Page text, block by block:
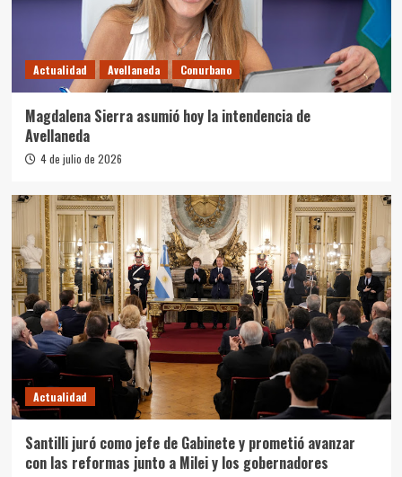
Actualidad Avellaneda Conurbano
Magdalena Sierra asumió hoy la intendencia de
Avellaneda
4 de julio de 2026
Actualidad
Santilli juró como jefe de Gabinete y prometió avanzar
con las reformas junto a Milei y los gobernadores